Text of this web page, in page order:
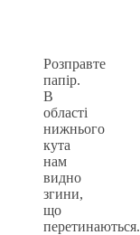
Розправте
папір.
В
області
нижнього
кута
нам
видно
згини,
що
перетинаються.